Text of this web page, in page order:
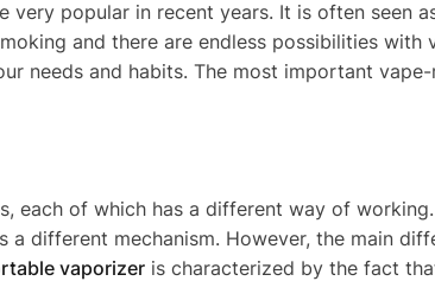
very popular in recent years. It is often seen
and there are endless possibilities with
needs and habits. The most important
each of which has a different way of
different mechanism. However, the main
vaporizer is characterized by the fact